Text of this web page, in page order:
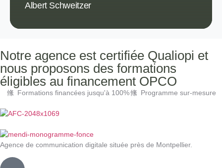
Albert Schweitzer
Notre agence est certifiée Qualiopi et
nous proposons des formations
éligibles au financement OPCO
Formations financées jusqu'à 100% Programme sur-mesure
Agence de communication digitale située près de Montpellier.